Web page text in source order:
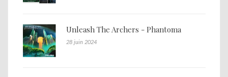
Unleash The Archers - Phantoma
28 juin 2024